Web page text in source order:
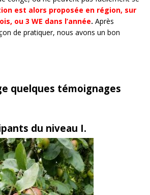
est alors proposée en région, sur
ou 3 WE dans l’année. Après
de pratiquer, nous avons un bon
quelques témoignages
du niveau I.